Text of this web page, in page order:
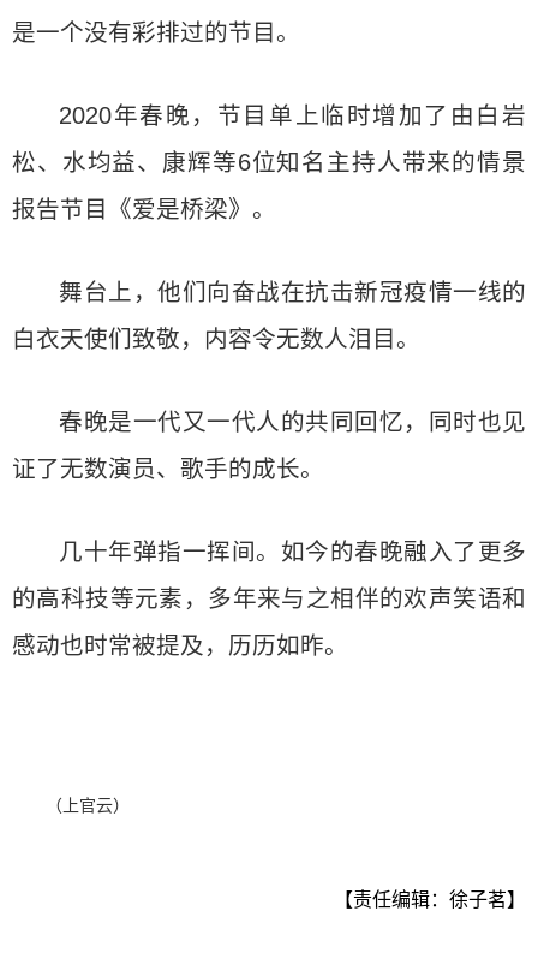
是一个没有彩排过的节目。
2020年春晚，节目单上临时增加了由白岩
松、水均益、康辉等6位知名主持人带来的情景
报告节目《爱是桥梁》。
舞台上，他们向奋战在抗击新冠疫情一线的
白衣天使们致敬，内容令无数人泪目。
春晚是一代又一代人的共同回忆，同时也见
证了无数演员、歌手的成长。
几十年弹指一挥间。如今的春晚融入了更多
的高科技等元素，多年来与之相伴的欢声笑语和
感动也时常被提及，历历如昨。
（上官云）
【责任编辑：徐子茗】